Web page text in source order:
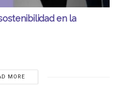
en la
MORE